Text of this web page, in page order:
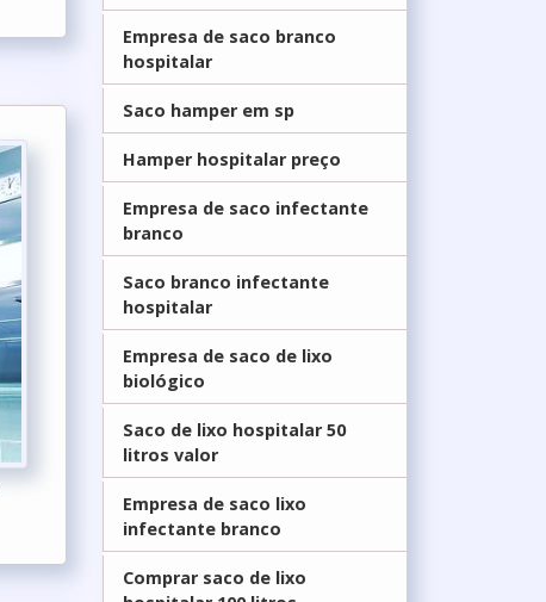
Empresa de saco branco
hospitalar
Saco hamper em sp
Hamper hospitalar preço
Empresa de saco infectante
branco
Saco branco infectante
hospitalar
Empresa de saco de lixo
biológico
Saco de lixo hospitalar 50
litros valor
Empresa de saco lixo
infectante branco
Comprar saco de lixo